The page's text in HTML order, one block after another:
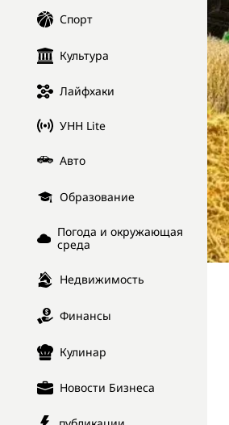
Спорт
Культура
Лайфхаки
УНН Lite
Авто
Образование
Погода и окружающая
среда
Недвижимость
Финансы
Кулинар
Новости Бизнеса